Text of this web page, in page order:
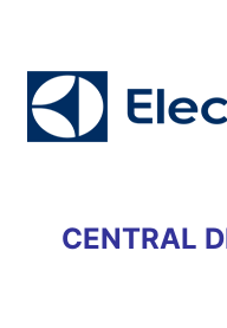
conteúdo
CENTRAL